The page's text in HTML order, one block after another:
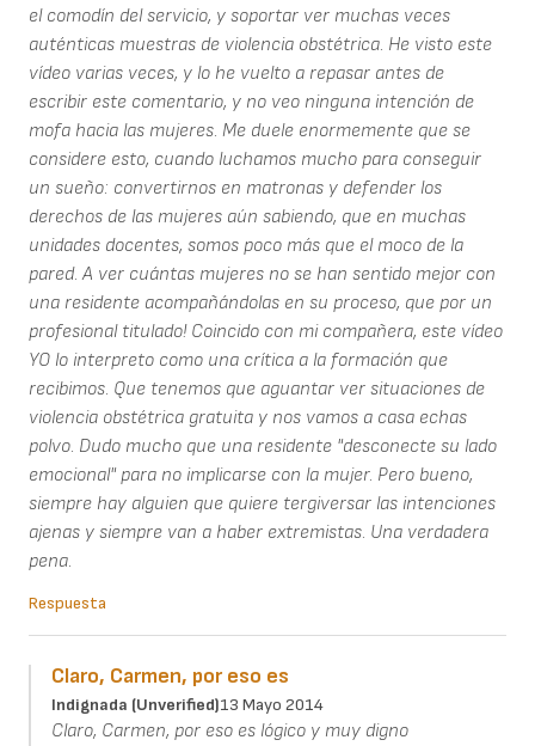
el comodín del servicio, y soportar ver muchas veces
auténticas muestras de violencia obstétrica. He visto este
vídeo varias veces, y lo he vuelto a repasar antes de
escribir este comentario, y no veo ninguna intención de
mofa hacia las mujeres. Me duele enormemente que se
considere esto, cuando luchamos mucho para conseguir
un sueño: convertirnos en matronas y defender los
derechos de las mujeres aún sabiendo, que en muchas
unidades docentes, somos poco más que el moco de la
pared. A ver cuántas mujeres no se han sentido mejor con
una residente acompañándolas en su proceso, que por un
profesional titulado! Coincido con mi compañera, este vídeo
YO lo interpreto como una crítica a la formación que
recibimos. Que tenemos que aguantar ver situaciones de
violencia obstétrica gratuita y nos vamos a casa echas
polvo. Dudo mucho que una residente "desconecte su lado
emocional" para no implicarse con la mujer. Pero bueno,
siempre hay alguien que quiere tergiversar las intenciones
ajenas y siempre van a haber extremistas. Una verdadera
pena.
Respuesta
Claro, Carmen, por eso es
Indignada (unverified)13 Mayo 2014
Claro, Carmen, por eso es lógico y muy digno